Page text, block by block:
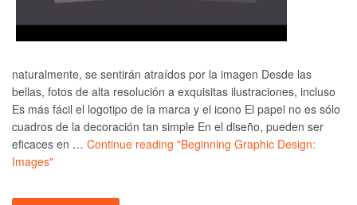
naturalmente, se sentirán atraídos por la imagen Desde las
bellas, fotos de alta resolución a exquisitas ilustraciones, incluso
Es más fácil el logotipo de la marca y el icono El papel no es sólo
cuadros de la decoración tan simple En el diseño, pueden ser
eficaces en … Continue reading "Beginning Graphic Design:
Images"